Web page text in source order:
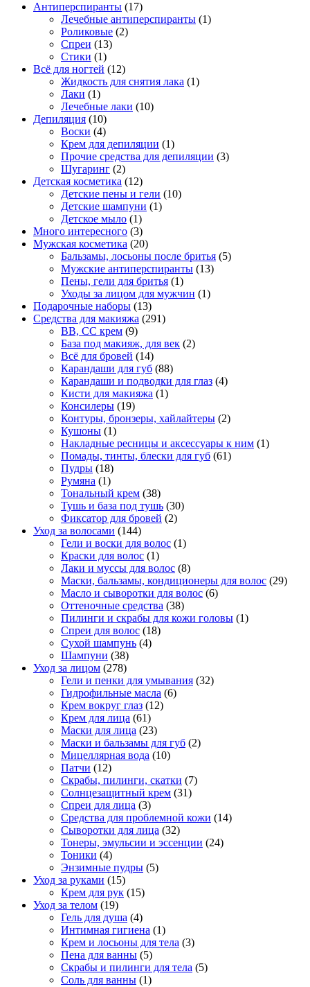
Антиперспиранты (17)
Лечебные антиперспиранты (1)
Роликовые (2)
Спреи (13)
Стики (1)
Всё для ногтей (12)
Жидкость для снятия лака (1)
Лаки (1)
Лечебные лаки (10)
Депиляция (10)
Воски (4)
Крем для депиляции (1)
Прочие средства для депиляции (3)
Шугаринг (2)
Детская косметика (12)
Детские пены и гели (10)
Детские шампуни (1)
Детское мыло (1)
Много интересного (3)
Мужская косметика (20)
Бальзамы, лосьоны после бритья (5)
Мужские антиперспиранты (13)
Пены, гели для бритья (1)
Уходы за лицом для мужчин (1)
Подарочные наборы (13)
Средства для макияжа (291)
BB, CC крем (9)
База под макияж, для век (2)
Всё для бровей (14)
Карандаши для губ (88)
Карандаши и подводки для глаз (4)
Кисти для макияжа (1)
Консилеры (19)
Контуры, бронзеры, хайлайтеры (2)
Кушоны (1)
Накладные ресницы и аксессуары к ним (1)
Помады, тинты, блески для губ (61)
Пудры (18)
Румяна (1)
Тональный крем (38)
Тушь и база под тушь (30)
Фиксатор для бровей (2)
Уход за волосами (144)
Гели и воски для волос (1)
Краски для волос (1)
Лаки и муссы для волос (8)
Маски, бальзамы, кондиционеры для волос (29)
Масло и сыворотки для волос (6)
Оттеночные средства (38)
Пилинги и скрабы для кожи головы (1)
Спреи для волос (18)
Сухой шампунь (4)
Шампуни (38)
Уход за лицом (278)
Гели и пенки для умывания (32)
Гидрофильные масла (6)
Крем вокруг глаз (12)
Крем для лица (61)
Маски для лица (23)
Маски и бальзамы для губ (2)
Мицеллярная вода (10)
Патчи (12)
Скрабы, пилинги, скатки (7)
Солнцезащитный крем (31)
Спреи для лица (3)
Средства для проблемной кожи (14)
Сыворотки для лица (32)
Тонеры, эмульсии и эссенции (24)
Тоники (4)
Энзимные пудры (5)
Уход за руками (15)
Крем для рук (15)
Уход за телом (19)
Гель для душа (4)
Интимная гигиена (1)
Крем и лосьоны для тела (3)
Пена для ванны (5)
Скрабы и пилинги для тела (5)
Соль для ванны (1)